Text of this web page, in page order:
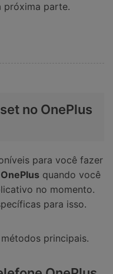
próxima parte.
no OnePlus
para você fazer
quando você
no momento.
para isso.
principais.